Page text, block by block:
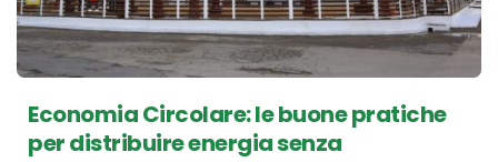
Economia Circolare: le buone pratiche
per distribuire energia senza